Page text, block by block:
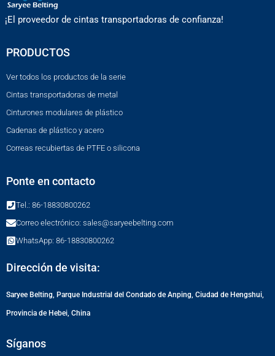
¡El proveedor de cintas transportadoras de confianza!
PRODUCTOS
Ver todos los productos de la serie
Cintas transportadoras de metal
Cinturones modulares de plástico
Cadenas de plástico y acero
Correas recubiertas de PTFE o silicona
Ponte en contacto
Tel.: 86-18830800262
Correo electrónico: sales@saryeebelting.com
WhatsApp: 86-18830800262
Dirección de visita:
Saryee Belting, Parque Industrial del Condado de Anping, Ciudad de Hengshui,
Provincia de Hebei, China
Síganos